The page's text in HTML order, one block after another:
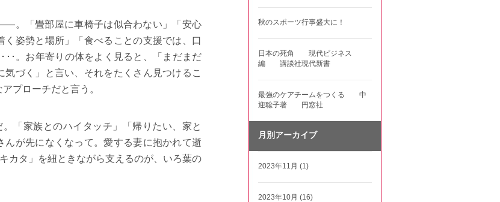
。「畳部屋に車椅子は似合わない」「安心
く姿勢と場所」「食べることの支援では、口
･ ･ ･ 。お年寄りの体をよく見ると、「まだまだ
づく」と言い、それをたくさん見つけるこ
プローチだと言う。
「家族とのハイタッチ」「帰りたい、家と
んが先になくなって。愛する妻に抱かれて逝
カタ」を紐ときながら支えるのが、いろ葉の
秋のスポーツ行事盛大に！
日本の死角 現代ビジネス
編 講談社現代新書
最強のケアチームをつくる 中
迎聡子著 円窓社
月別アーカイブ
2023年11月 (1)
2023年10月 (16)